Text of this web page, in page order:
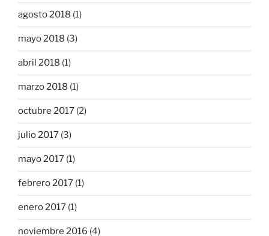
agosto 2018 (1)
mayo 2018 (3)
abril 2018 (1)
marzo 2018 (1)
octubre 2017 (2)
julio 2017 (3)
mayo 2017 (1)
febrero 2017 (1)
enero 2017 (1)
noviembre 2016 (4)